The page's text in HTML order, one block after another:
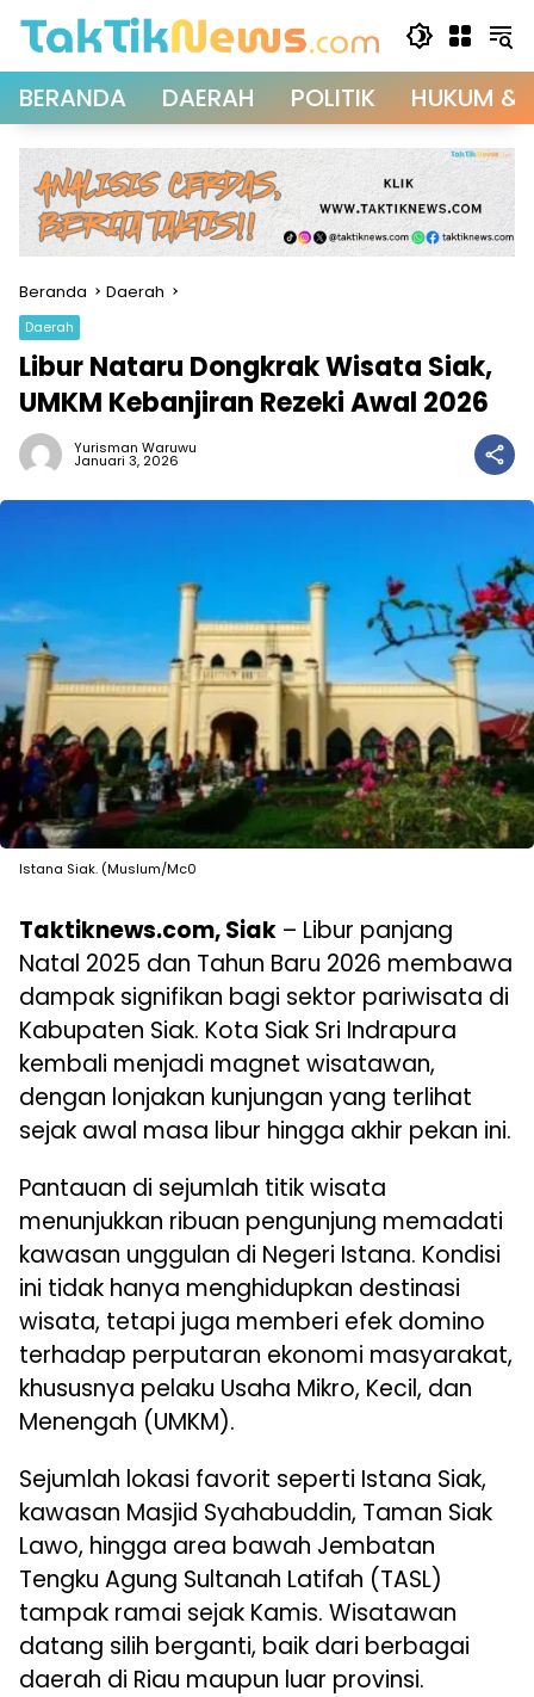
BERANDA DAERAH POLITIK HUKUM &
Beranda Daerah
Daerah
Libur Nataru Dongkrak Wisata Siak,
UMKM Kebanjiran Rezeki Awal 2026
Yurisman Waruwu
Januari 3, 2026
Istana Siak. (Muslum/Mc0
Taktiknews.com, Siak – Libur panjang
Natal 2025 dan Tahun Baru 2026 membawa
dampak signifikan bagi sektor pariwisata di
Kabupaten Siak. Kota Siak Sri Indrapura
kembali menjadi magnet wisatawan,
dengan lonjakan kunjungan yang terlihat
sejak awal masa libur hingga akhir pekan ini.
Pantauan di sejumlah titik wisata
menunjukkan ribuan pengunjung memadati
kawasan unggulan di Negeri Istana. Kondisi
ini tidak hanya menghidupkan destinasi
wisata, tetapi juga memberi efek domino
terhadap perputaran ekonomi masyarakat,
khususnya pelaku Usaha Mikro, Kecil, dan
Menengah (UMKM).
Sejumlah lokasi favorit seperti Istana Siak,
kawasan Masjid Syahabuddin, Taman Siak
Lawo, hingga area bawah Jembatan
Tengku Agung Sultanah Latifah (TASL)
tampak ramai sejak Kamis. Wisatawan
datang silih berganti, baik dari berbagai
daerah di Riau maupun luar provinsi.